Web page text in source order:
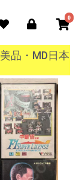
0
品・MD日本